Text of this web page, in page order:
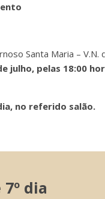
Santa Maria – V.N.
julho, pelas 18:00
no referido salão.
dia